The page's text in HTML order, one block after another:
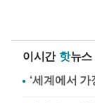
이시간 핫뉴스